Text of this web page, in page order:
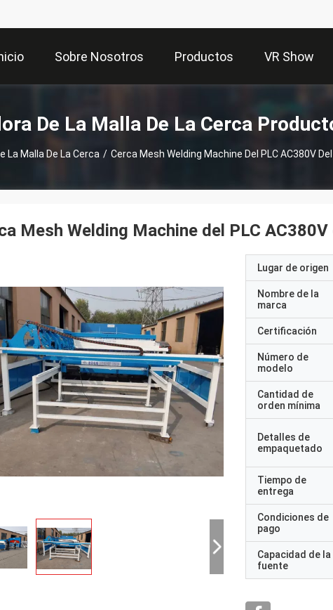
Sobre Nosotros Productos VR Show
De La Malla De La Cerca
La Malla De La Cerca / Cerca Mesh Welding Machine Del PLC AC380V Del
Mesh Welding Machine del PLC
Lugar de origen
Nombre de la
marca
Certificación
Número de
modelo
Cantidad de
orden mínima
Detalles de
empaquetado
Tiempo de
entrega
Condiciones de
pago
Capacidad de la
fuente